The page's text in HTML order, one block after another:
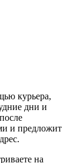
курьера,
дни и
и предложит
на